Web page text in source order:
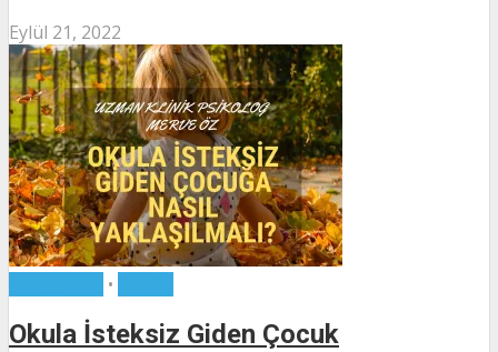
Eylül 21, 2022
•
Okula İsteksiz Giden Çocuk